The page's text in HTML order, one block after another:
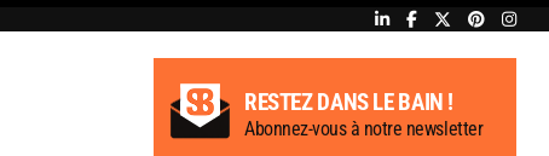
RESTEZ DANS LE BAIN !
Abonnez-vous à notre newsletter